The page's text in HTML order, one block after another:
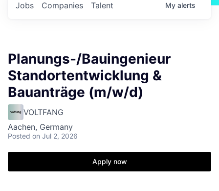
Jobs Companies Talent My alerts
Planungs-/Bauingenieur
Standortentwicklung &
Bauanträge (m/w/d)
VOLTFANG
Aachen, Germany
Posted on Jul 2, 2026
Apply now